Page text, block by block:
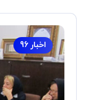
اخبار 96